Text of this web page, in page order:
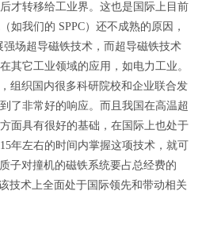
才转移给工业界。这也是国际上目前
如我们的 SPPC）还不成熟的原因，
强场超导磁铁技术，而超导磁铁技术
其它工业领域的应用，如电力工业。
组织国内很多科研院校和企业联合发
了非常好的响应。而且我国在高温超
面具有很好的基础，在国际上也处于
年左右的时间内掌握这项技术，就可
子对撞机的磁铁系统要占总经费的
技术上全面处于国际领先和带动相关